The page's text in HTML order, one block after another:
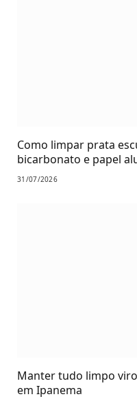
Como limpar prata
bicarbonato e papel
31/07/2026
Manter tudo limpo
em Ipanema